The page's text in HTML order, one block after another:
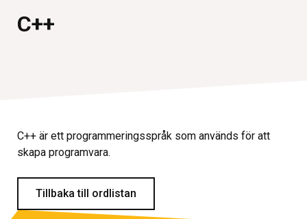
C++
C++ är ett programmeringsspråk som används för att
skapa programvara.
Tillbaka till ordlistan